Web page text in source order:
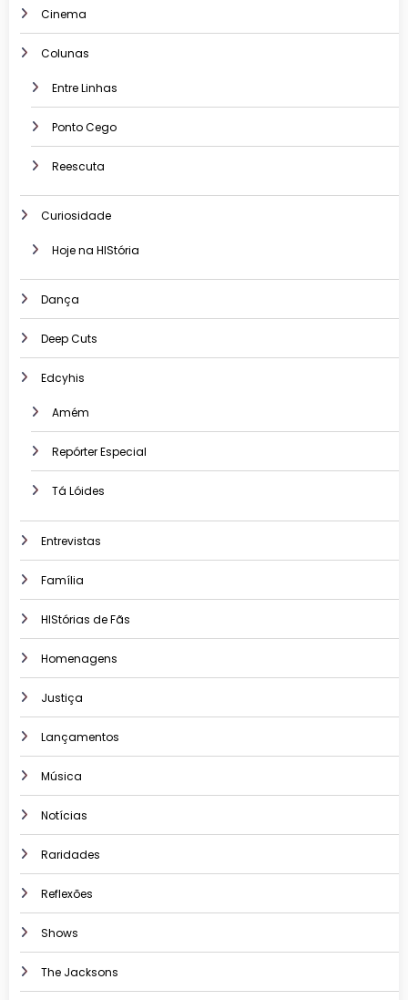
Cinema
Colunas
Entre Linhas
Ponto Cego
Reescuta
Curiosidade
Hoje na HIStória
Dança
Deep Cuts
Edcyhis
Amém
Repórter Especial
Tá Lóides
Entrevistas
Família
HIStórias de Fãs
Homenagens
Justiça
Lançamentos
Música
Notícias
Raridades
Reflexões
Shows
The Jacksons